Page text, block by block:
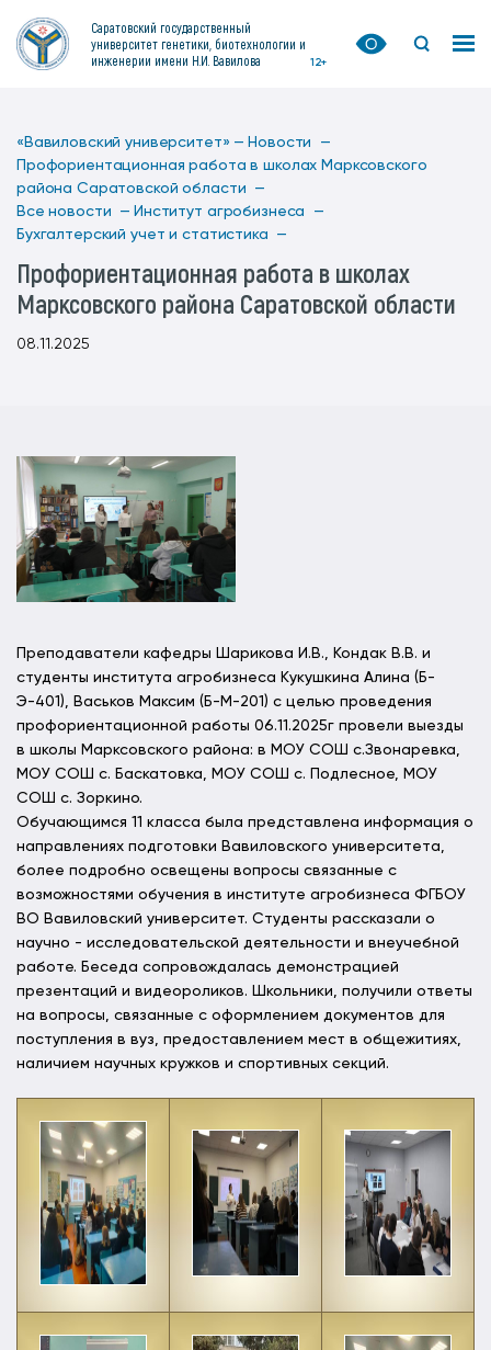
Саратовский государственный
университет генетики, биотехнологии и
инженерии имени Н.И. Вавилова
12+
«Вавиловский университет» — Новости —
Профориентационная работа в школах Марксовского
района Саратовской области —
Все новости — Институт агробизнеса —
Бухгалтерский учет и статистика —
Профориентационная работа в школах
Марксовского района Саратовской области
08.11.2025
Преподаватели кафедры Шарикова И.В., Кондак В.В. и
студенты института агробизнеса Кукушкина Алина (Б-
Э-401), Васьков Максим (Б-М-201) с целью проведения
профориентационной работы 06.11.2025г провели выезды
в школы Марксовского района: в МОУ СОШ с.Звонаревка,
МОУ СОШ с. Баскатовка, МОУ СОШ с. Подлесное, МОУ
СОШ с. Зоркино.
Обучающимся 11 класса была представлена информация о
направлениях подготовки Вавиловского университета,
более подробно освещены вопросы связанные с
возможностями обучения в институте агробизнеса ФГБОУ
ВО Вавиловский университет. Студенты рассказали о
научно - исследовательской деятельности и внеучебной
работе. Беседа сопровождалась демонстрацией
презентаций и видеороликов. Школьники, получили ответы
на вопросы, связанные с оформлением документов для
поступления в вуз, предоставлением мест в общежитиях,
наличием научных кружков и спортивных секций.